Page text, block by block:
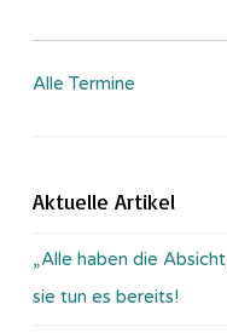
Alle Termine
Aktuelle Artikel
„Alle haben die
sie tun es bereits!